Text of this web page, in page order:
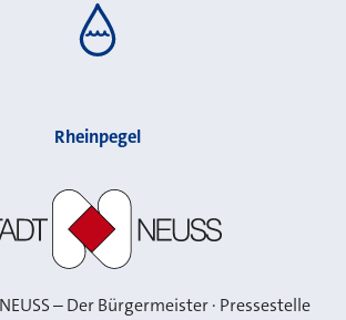
Rheinpegel
NEUSS – Der Bürgermeister · Pressestelle